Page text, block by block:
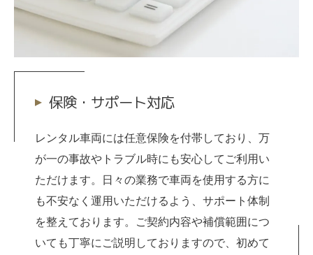
保険・サポート対応
レンタル車両には任意保険を付帯しており、万
が一の事故やトラブル時にも安心してご利用い
ただけます。日々の業務で車両を使用する方に
も不安なく運用いただけるよう、サポート体制
を整えております。ご契約内容や補償範囲につ
いても丁寧にご説明しておりますので、初めて